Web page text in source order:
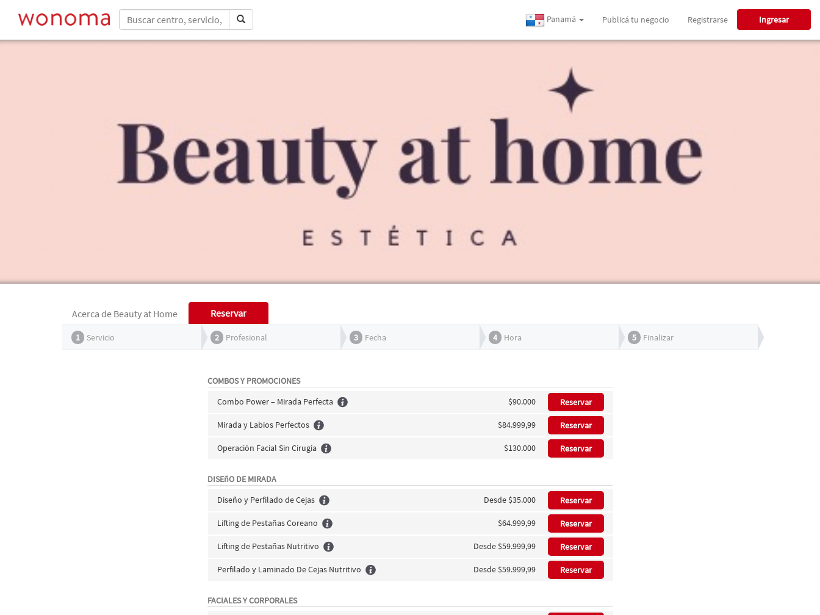
Panamá Publicá tu negocio Registrarse Ingresar
Acerca de Beauty at Home Reservar
1 Servicio 2 Profesional 3 Fecha 4 Hora 5 Finalizar
COMBOS Y PROMOCIONES
Combo Power – Mirada Perfecta
$90.000 Reservar
Mirada y Labios Perfectos $84.999,99 Reservar
Operación Facial Sin Cirugía $130.000 Reservar
DISEñO DE MIRADA
Diseño y Perfilado de Cejas
Desde $35.000 Reservar
Lifting de Pestañas Coreano $64.999,99 Reservar
Lifting de Pestañas Nutritivo Desde $59.999,99 Reservar
Perfilado y Laminado De Cejas Nutritivo Desde $59.999,99 Reservar
FACIALES Y CORPORALES